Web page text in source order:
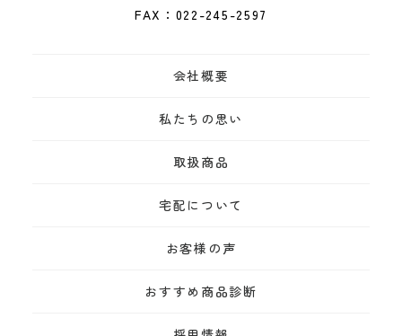
FAX：022-245-2597
会社概要
私たちの思い
取扱商品
宅配について
お客様の声
おすすめ商品診断